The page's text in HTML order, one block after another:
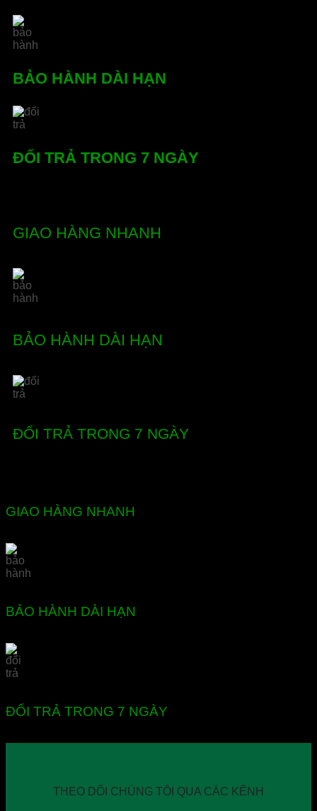
BẢO HÀNH DÀI HẠN
ĐỔI TRẢ TRONG 7 NGÀY
GIAO HÀNG NHANH
BẢO HÀNH DÀI HẠN
ĐỔI TRẢ TRONG 7 NGÀY
GIAO HÀNG NHANH
BẢO HÀNH DÀI HẠN
ĐỔI TRẢ TRONG 7 NGÀY
THEO DÕI CHÚNG TÔI QUA CÁC KÊNH